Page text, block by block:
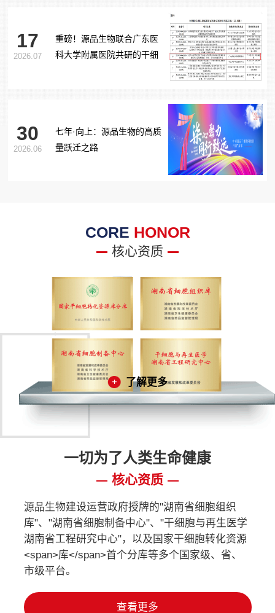
17
2026.07
重磅！源品生物联合广东医
科大学附属医院共研的干细
30
2026.06
七年·向上：源品生物的高质
量跃迁之路
CORE HONOR
核心资质
了解更多
一切为了人类生命健康
核心资质
源品生物建设运营政府授牌的"湖南省细胞组织
库"、"湖南省细胞制备中心"、"干细胞与再生医学
湖南省工程研究中心"，以及国家干细胞转化资源
<span>库</span>首个分库等多个国家级、省、
市级平台。
查看更多